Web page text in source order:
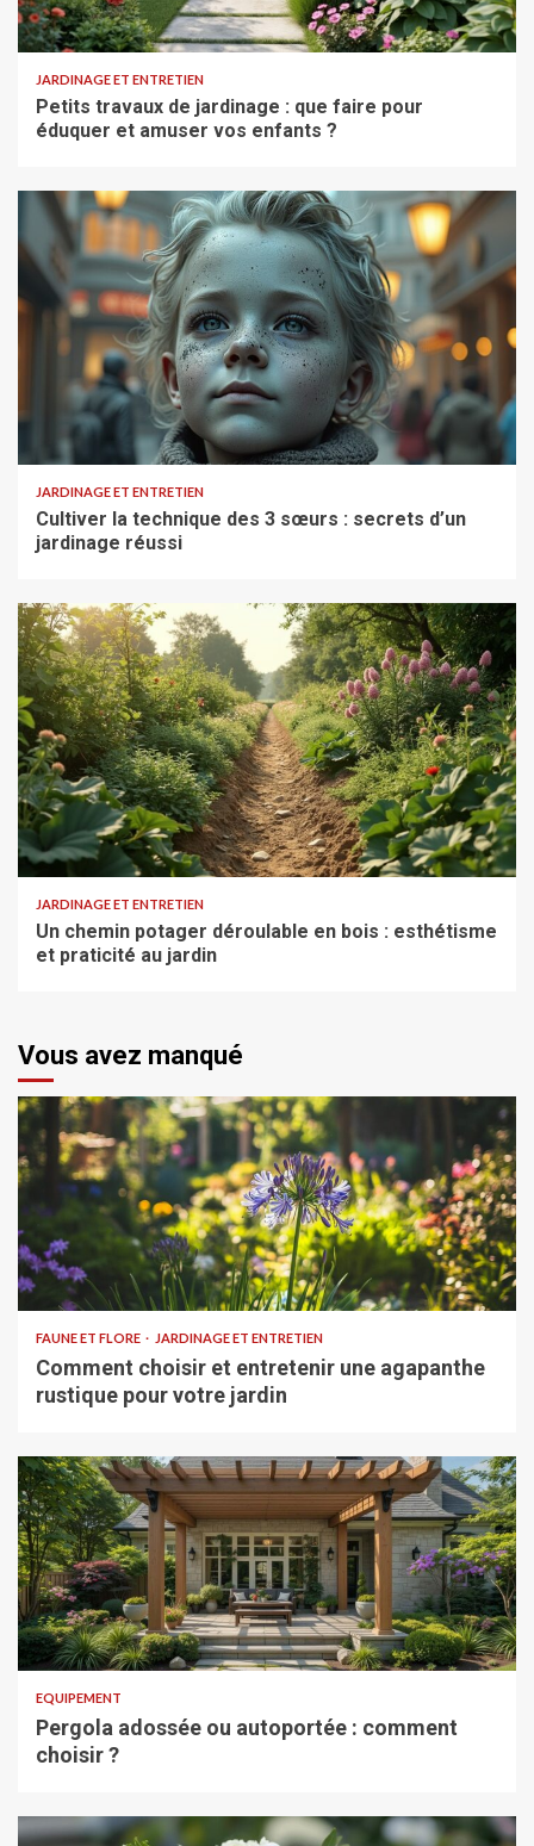
JARDINAGE ET ENTRETIEN
Petits travaux de jardinage : que faire pour
éduquer et amuser vos enfants ?
JARDINAGE ET ENTRETIEN
Cultiver la technique des 3 sœurs : secrets d’un
jardinage réussi
JARDINAGE ET ENTRETIEN
Un chemin potager déroulable en bois : esthétisme
et praticité au jardin
Vous avez manqué
FAUNE ET FLORE JARDINAGE ET ENTRETIEN
Comment choisir et entretenir une agapanthe
rustique pour votre jardin
EQUIPEMENT
Pergola adossée ou autoportée : comment
choisir ?